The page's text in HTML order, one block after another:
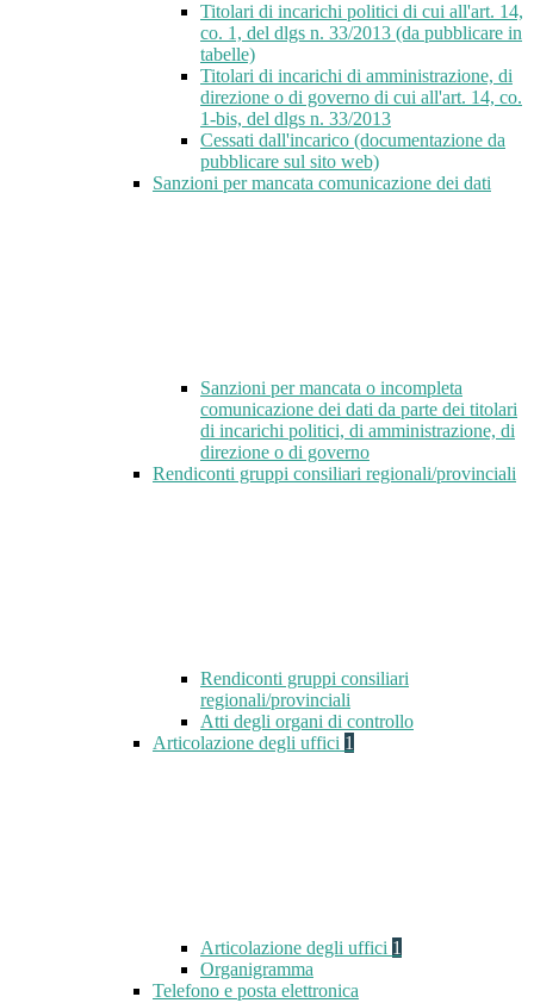
Titolari di incarichi politici di cui all'art. 14,
co. 1, del dlgs n. 33/2013 (da pubblicare in
tabelle)
Titolari di incarichi di amministrazione, di
direzione o di governo di cui all'art. 14, co.
1-bis, del dlgs n. 33/2013
Cessati dall'incarico (documentazione da
pubblicare sul sito web)
Sanzioni per mancata comunicazione dei dati
Sanzioni per mancata o incompleta
comunicazione dei dati da parte dei titolari
di incarichi politici, di amministrazione, di
direzione o di governo
Rendiconti gruppi consiliari regionali/provinciali
Rendiconti gruppi consiliari
regionali/provinciali
Atti degli organi di controllo
Articolazione degli uffici 1
Articolazione degli uffici 1
Organigramma
Telefono e posta elettronica